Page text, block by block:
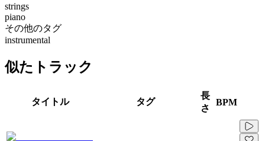
strings
piano
その他のタグ
instrumental
似たトラック
タイトル タグ
長
さ
BPM